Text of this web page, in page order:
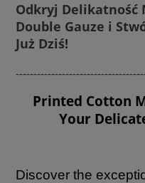
Odkryj Delikatność
Double Gauze i
Już Dziś!
Printed Cotton
Your
Discover the